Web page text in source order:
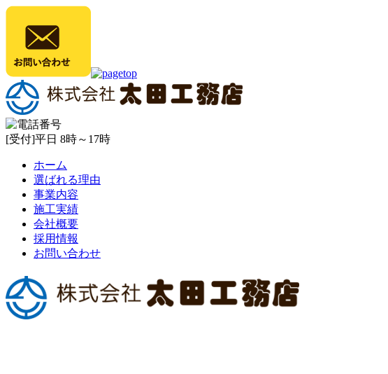
[受付]平日 8時～17時
ホーム
選ばれる理由
事業内容
施工実績
会社概要
採用情報
お問い合わせ